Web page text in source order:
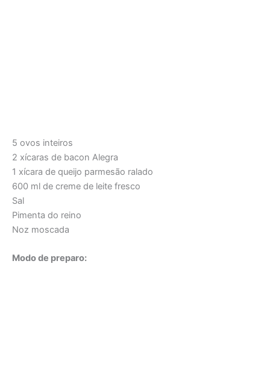
5 ovos inteiros
2 xícaras de bacon Alegra
1 xícara de queijo parmesão ralado
600 ml de creme de leite fresco
Sal
Pimenta do reino
Noz moscada
Modo de preparo: